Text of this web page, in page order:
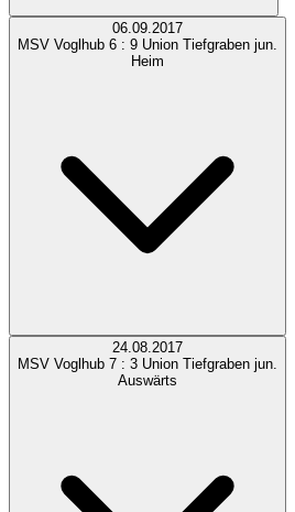
06.09.2017
MSV Voglhub 6 : 9 Union Tiefgraben jun.
Heim
24.08.2017
MSV Voglhub 7 : 3 Union Tiefgraben jun.
Auswärts